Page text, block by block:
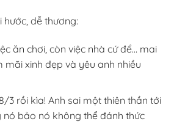
hước, dễ thương:
ăn chơi, còn việc nhà cứ để… mai
mãi xinh đẹp và yêu anh nhiều
3 rồi kìa! Anh sai một thiên thần tới
bảo nó không thể đánh thức